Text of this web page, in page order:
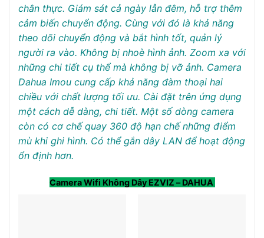
chân thực. Giám sát cả ngày lẫn đêm, hỗ trợ thêm
cảm biến chuyển động. Cùng với đó là khả năng
theo dõi chuyển động và bắt hình tốt, quản lý
người ra vào. Không bị nhoè hình ảnh. Zoom xa với
những chi tiết cụ thể mà không bị vỡ ảnh. Camera
Dahua Imou cung cấp khả năng đàm thoại hai
chiều với chất lượng tối ưu. Cài đặt trên ứng dụng
một cách dễ dàng, chi tiết. Một số dòng camera
còn có cơ chế quay 360 độ hạn chế những điểm
mù khi ghi hình. Có thể gắn dây LAN để hoạt động
ổn định hơn.
Camera Wifi Không Dây EZVIZ – DAHUA